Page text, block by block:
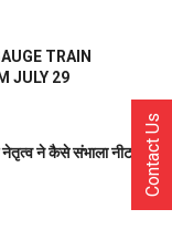
TRAIN
JULY 29
नेतृत्व ने कैसे संभाला नीट
Contact Us